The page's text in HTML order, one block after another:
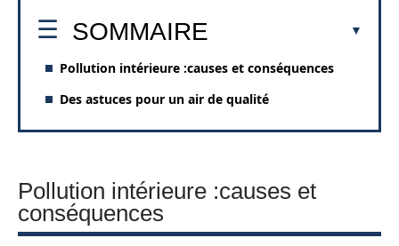
SOMMAIRE
Pollution intérieure :causes et conséquences
Des astuces pour un air de qualité
Pollution intérieure :causes et
conséquences